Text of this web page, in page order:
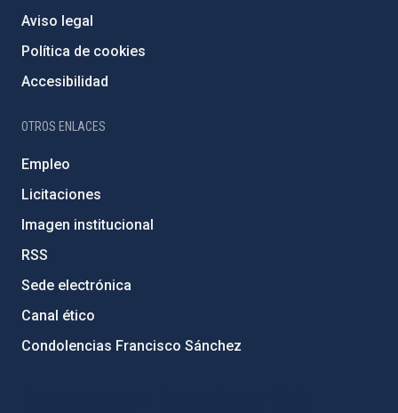
Aviso legal
Política de cookies
Accesibilidad
OTROS ENLACES
Empleo
Licitaciones
Imagen institucional
RSS
Sede electrónica
Canal ético
Condolencias Francisco Sánchez